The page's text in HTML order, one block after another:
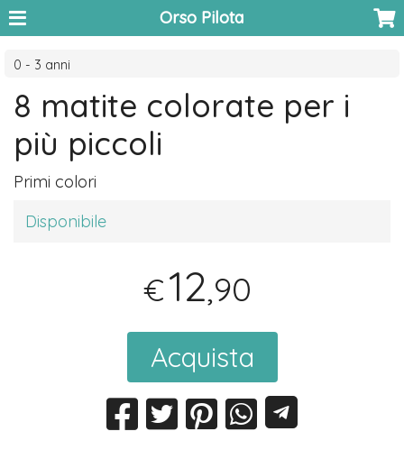
Orso Pilota
0 - 3 anni
8 matite colorate per i
più piccoli
Primi colori
Disponibile
€12,90
Acquista